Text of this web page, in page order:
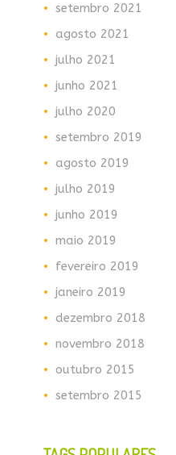
setembro 2021
agosto 2021
julho 2021
junho 2021
julho 2020
setembro 2019
agosto 2019
julho 2019
junho 2019
maio 2019
fevereiro 2019
janeiro 2019
dezembro 2018
novembro 2018
outubro 2015
setembro 2015